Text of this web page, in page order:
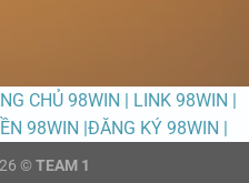
CHỦ 98WIN | LINK 98WIN |
98WIN |ĐĂNG KÝ 98WIN |
© TEAM 1